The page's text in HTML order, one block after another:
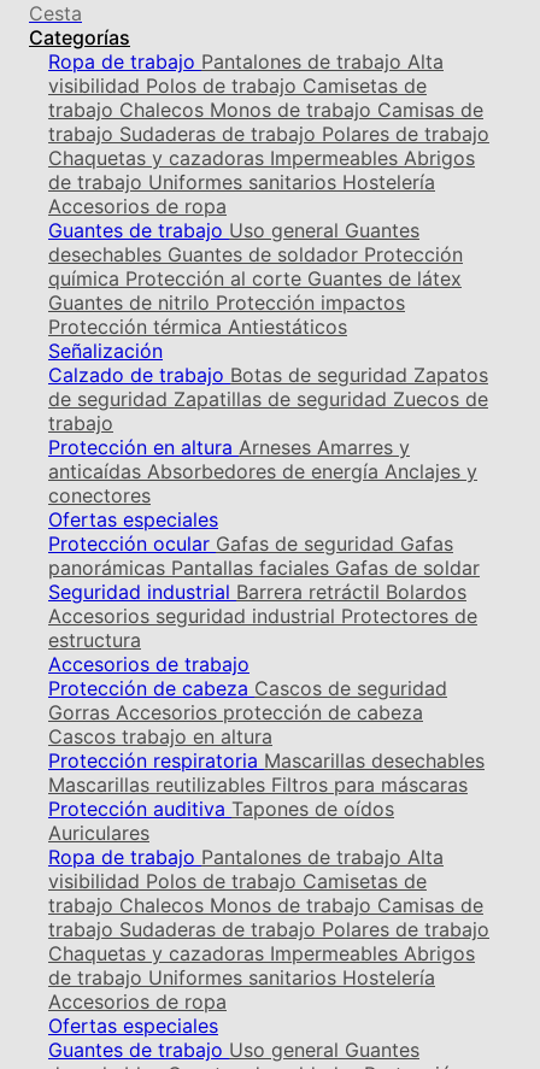
Cesta
Categorías
Ropa de trabajo Pantalones de trabajo Alta
visibilidad Polos de trabajo Camisetas de
trabajo Chalecos Monos de trabajo Camisas de
trabajo Sudaderas de trabajo Polares de trabajo
Chaquetas y cazadoras Impermeables Abrigos
de trabajo Uniformes sanitarios Hostelería
Accesorios de ropa
Guantes de trabajo Uso general Guantes
desechables Guantes de soldador Protección
química Protección al corte Guantes de látex
Guantes de nitrilo Protección impactos
Protección térmica Antiestáticos
Señalización
Calzado de trabajo Botas de seguridad Zapatos
de seguridad Zapatillas de seguridad Zuecos de
trabajo
Protección en altura Arneses Amarres y
anticaídas Absorbedores de energía Anclajes y
conectores
Ofertas especiales
Protección ocular Gafas de seguridad Gafas
panorámicas Pantallas faciales Gafas de soldar
Seguridad industrial Barrera retráctil Bolardos
Accesorios seguridad industrial Protectores de
estructura
Accesorios de trabajo
Protección de cabeza Cascos de seguridad
Gorras Accesorios protección de cabeza
Cascos trabajo en altura
Protección respiratoria Mascarillas desechables
Mascarillas reutilizables Filtros para máscaras
Protección auditiva Tapones de oídos
Auriculares
Ropa de trabajo Pantalones de trabajo Alta
visibilidad Polos de trabajo Camisetas de
trabajo Chalecos Monos de trabajo Camisas de
trabajo Sudaderas de trabajo Polares de trabajo
Chaquetas y cazadoras Impermeables Abrigos
de trabajo Uniformes sanitarios Hostelería
Accesorios de ropa
Ofertas especiales
Guantes de trabajo Uso general Guantes